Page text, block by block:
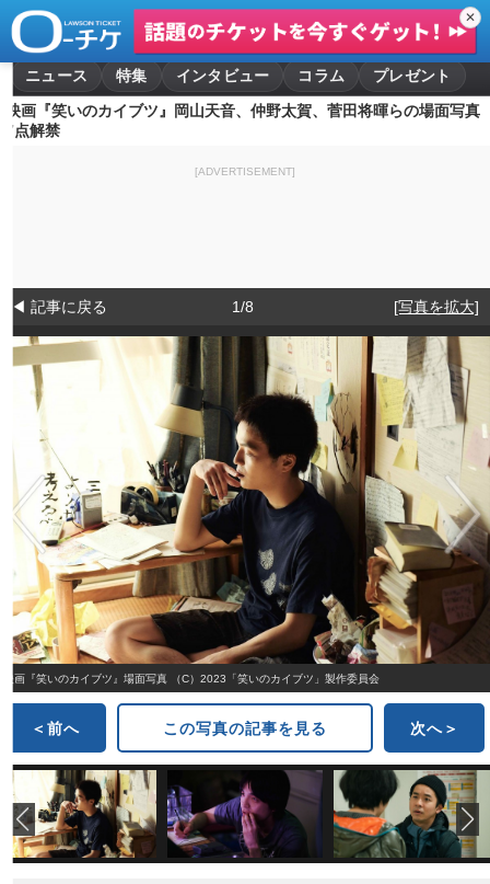
✕
ニュース 特集 インタビュー コラム
プレゼント
映画『笑いのカイブツ』岡山天音、仲野太賀、菅田将暉らの場面写真
7点解禁
[ADVERTISEMENT]
◀ 記事に戻る 1/8 [写真を拡大]
映画『笑いのカイブツ』場面写真 （C）2023「笑いのカイブツ」製作委員会
＜前へ この写真の記事を見る 次へ＞